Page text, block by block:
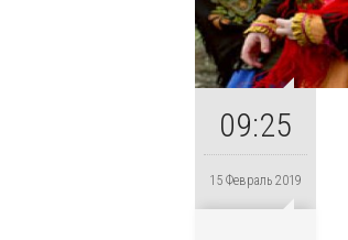
09:25
15 Февраль 2019